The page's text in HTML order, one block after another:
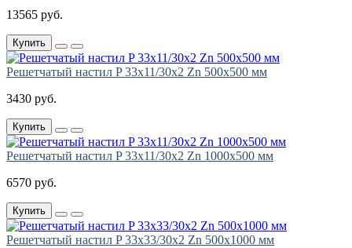
13565 руб.
Купить
Решетчатый настил P 33х11/30х2 Zn 500х500 мм
3430 руб.
Купить
Решетчатый настил P 33х11/30х2 Zn 1000х500 мм
6570 руб.
Купить
Решетчатый настил P 33х33/30х2 Zn 500х1000 мм